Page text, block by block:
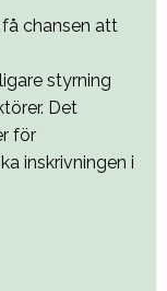
chansen att
styrning
Det
för
inskrivningen i